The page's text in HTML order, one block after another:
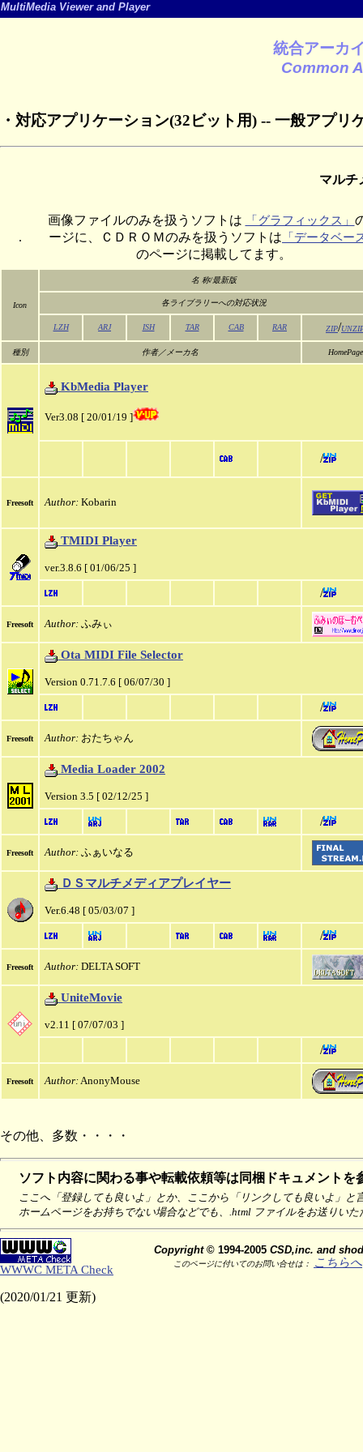
MultiMedia Viewer and Player
統合アーカ
Common
・対応アプリケーション(32ビット用) -- 一般アプリ
マルチ
.
画像ファイルのみを扱うソフトは 「グラフィックス」
ージに、ＣＤＲＯＭのみを扱うソフトは 「データベー
のページに掲載してます。
Icon
名 称/最新版
各ライブラリーへの対応状況
LZH ARJ ISH TAR CAB RAR ZIP/
種別 作者／メーカ名 HomePage
KbMedia Player
Ver3.08 [ 20/01/19 ]
/
Freesoft Author: Kobarin
TMIDI Player
ver.3.8.6 [ 01/06/25 ]
/
Freesoft Author: ふみぃ
Ota MIDI File Selector
Version 0.71.7.6 [ 06/07/30 ]
/
Freesoft Author: おたちゃん
Media Loader 2002
Version 3.5 [ 02/12/25 ]
/
Freesoft Author: ふぁいなる
ＤＳマルチメディアプレイヤー
Ver.6.48 [ 05/03/07 ]
/
Freesoft Author: DELTA SOFT
UniteMovie
v2.11 [ 07/07/03 ]
/
Freesoft Author: AnonyMouse
その他、多数・・・・
ソフト内容に関わる事や転載依頼等は同梱ドキュメント
ここへ「登録しても良いよ」とか、ここから「リンクしても良いよ」と
ホームページをお持ちでない場合などでも、.html ファイルをお送りい
WWWC META Check
Copyright© 1994-2005 CSD,inc. and
このページに付いてのお問い合せは： こちらへ
(2020/01/21 更新)